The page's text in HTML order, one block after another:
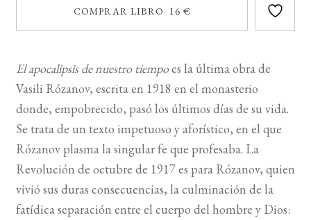
COMPRAR LIBRO 16 €
El apocalipsis de nuestro tiempoes la última obra de
Vasili Rózanov, escrita en 1918 en el monasterio
donde, empobrecido, pasó los últimos días de su vida.
Se trata de un texto impetuoso y aforístico, en el que
Rózanov plasma la singular fe que profesaba. La
Revolución de octubre de 1917 es para Rózanov, quien
vivió sus duras consecuencias, la culminación de la
fatídica separación entre el cuerpo del hombre y Dios: